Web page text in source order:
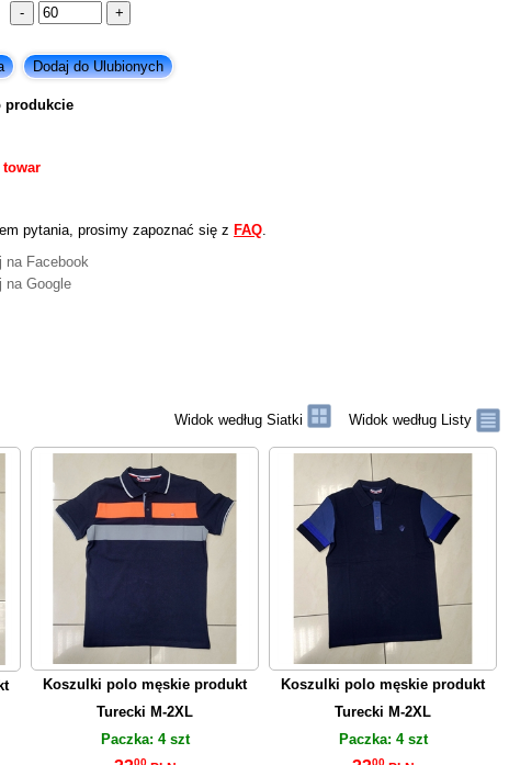
produkcie
pytania, prosimy zapoznać się z FAQ.
na Facebook
na Google
Widok według Siatki Widok według Listy
Koszulki polo męskie produkt
Turecki M-2XL
Paczka: 4 szt
00
Koszulki polo męskie produkt
Turecki M-2XL
Paczka: 4 szt
00